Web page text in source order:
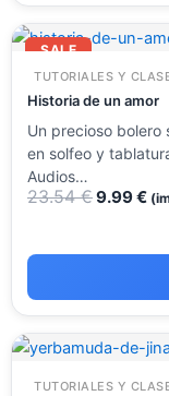
SALE
TUTORIALES Y
Historia de un amor
Un precioso bolero
en solfeo y
Audios…
23.54€
El
precio
era:
23.54 €.
9.99€
El
es:
TUTORIALES Y